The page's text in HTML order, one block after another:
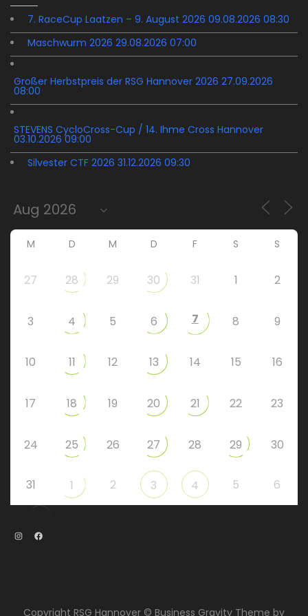
7. RaceCup Laatzen – 9. August 2026 09.08.2026 08:30
Maschwurm 2026 29.08.2026 07:00
Großer Herbstpreis der RSG Hannover 2026 27.09.2026
08:00
STEVENS CycloCross-Cup / 14. Ihme Cross Hannover
03.10.2026 09:00
Silvester CTF 2026 31.12.2026 09:30
M D M D F S S
27 28 29 30 31 1 2
3 4 5 6 7 8 9
10 11 12 13 14 15 16
17 18 19 20 21 22 23
24 25 26 27 28 29 30
31 1 2 3 4 5 6
Copyright RSG Hannover © Business Gravity Theme by